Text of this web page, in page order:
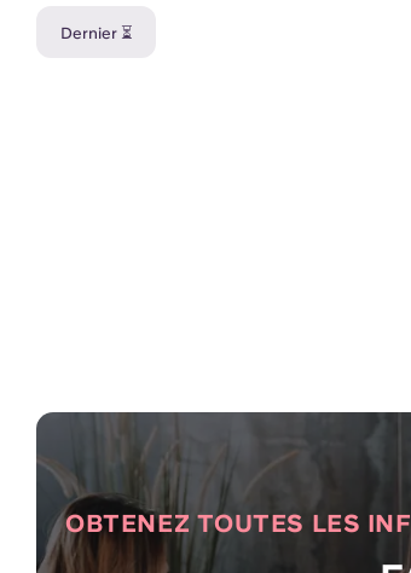
Dernier ⏳
OBTENEZ TOUTES LES